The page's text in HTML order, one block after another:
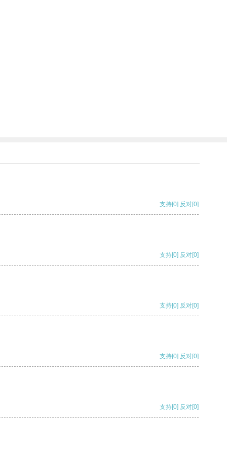
支持[0] 反对[0]
支持[0] 反对[0]
支持[0] 反对[0]
支持[0] 反对[0]
支持[0] 反对[0]